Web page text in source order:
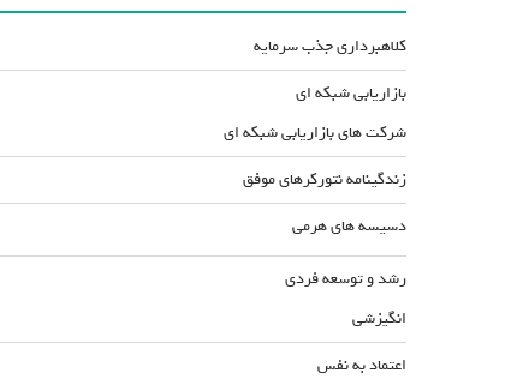
کلاهبرداری جذب سرمایه
بازاریابی شبکه ای
شرکت های بازاریابی شبکه ای
زندگینامه نتورکرهای موفق
دسیسه های هرمی
رشد و توسعه فردی
انگیزشی
اعتماد به نفس